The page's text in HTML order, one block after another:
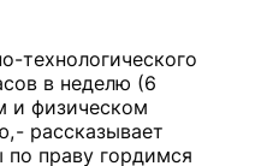
технологического
в неделю (6
и физическом
- рассказывает
праву гордимся